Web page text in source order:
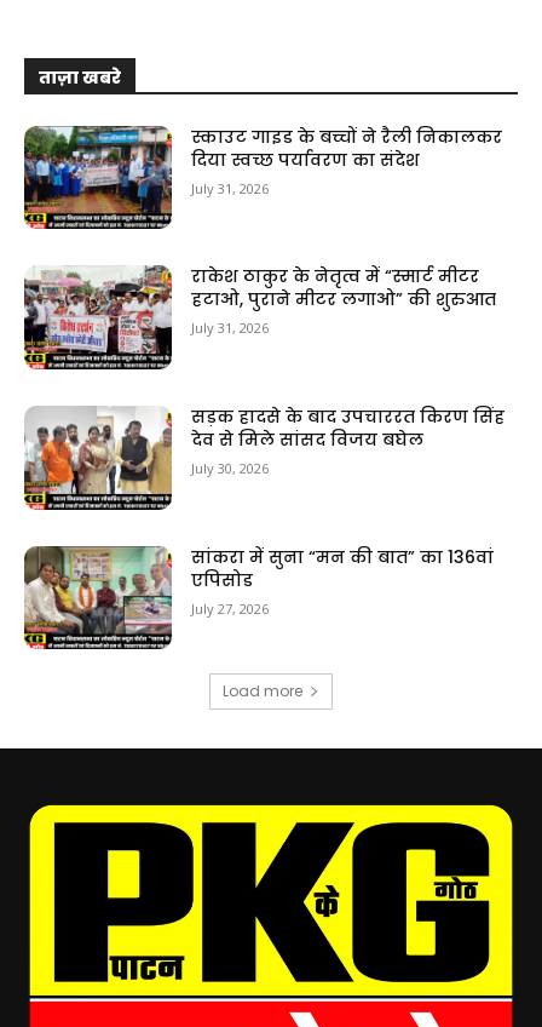
ताज़ा खबरे
स्काउट गाइड के बच्चों ने रैली निकालकर
दिया स्वच्छ पर्यावरण का संदेश
July 31, 2026
राकेश ठाकुर के नेतृत्व में “स्मार्ट मीटर
हटाओ, पुराने मीटर लगाओ” की शुरुआत
July 31, 2026
सड़क हादसे के बाद उपचाररत किरण सिंह
देव से मिले सांसद विजय बघेल
July 30, 2026
सांकरा में सुना “मन की बात” का 136वां
एपिसोड
July 27, 2026
Load more